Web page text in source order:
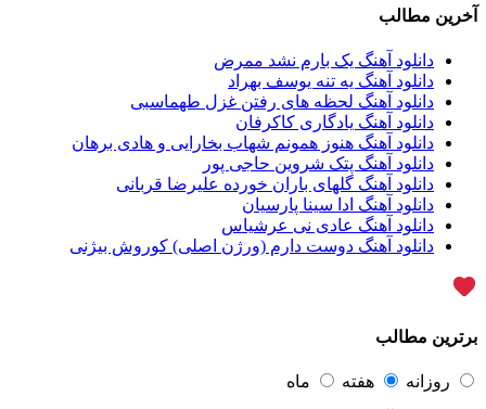
فریدون آسرایی
محسن ابراهیم زاده
سامان جلیلی
حجت اشرف زاده54
پازل بند54
بهنام علمشاهی54
امید جهان52
علی عبدالمالکی50
احسان خواجه امیری50
محمد علیزاده50
علیرضا قربانی46
محسن یاحقی46
ماکان بند45
عماد طالب زاده
مسعود صادقلو42
آخرین مطالب
دانلود آهنگ یک بارم نشد ممرض
دانلود آهنگ یه تنه یوسف بهراد
دانلود آهنگ لحظه های رفتن غزل طهماسبی
دانلود آهنگ یادگاری کاکرفان
دانلود آهنگ هنوز همونم شهاب بخارایی و هادی برهان
دانلود آهنگ پتک شروین حاجی پور
دانلود آهنگ گلهای باران خورده علیرضا قربانی
دانلود آهنگ ادا سینا پارسیان
دانلود آهنگ عادی نی عرشیاس
دانلود آهنگ دوست دارم (ورژن اصلی) کوروش بیژنی
برترین مطالب
روزانه هفته ماه